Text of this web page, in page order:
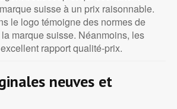
suisse à un prix raisonnable.
le logo témoigne des normes de
marque suisse. Néanmoins, les
rapport qualité-prix.
neuves et